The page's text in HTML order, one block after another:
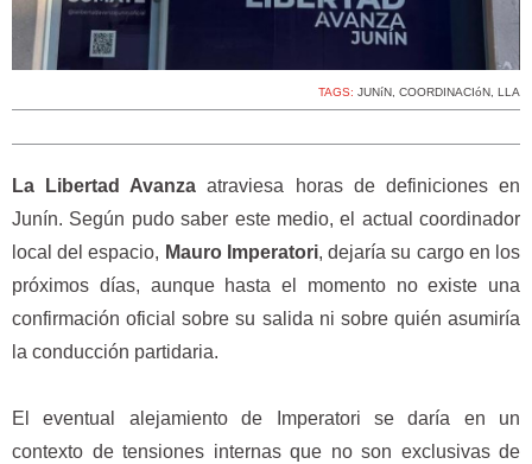
TAGS: JUNíN, COORDINACIóN, LLA
La Libertad Avanzaatraviesa horas de definiciones en
Junín. Según pudo saber este medio, el actual coordinador
local del espacio, Mauro Imperatori, dejaría su cargo en los
próximos días, aunque hasta el momento no existe una
confirmación oficial sobre su salida ni sobre quién asumiría
la conducción partidaria.
El eventual alejamiento de Imperatori se daría en un
contexto de tensiones internas que no son exclusivas de